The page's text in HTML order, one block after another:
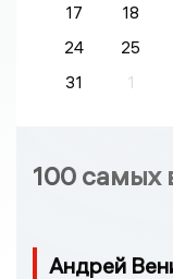
17
18
24
25
31
1
100 самых
Андрей